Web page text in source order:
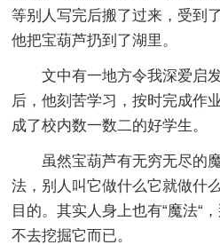
等别人写完后搬了过来，受到
他把宝葫芦扔到了湖里。
文中有一地方令我深爱启
后，他刻苦学习，按时完成作
成了校内数一数二的好学生。
虽然宝葫芦有无穷无尽的
法，别人叫它做什么它就做什
目的。其实人身上也有“魔法“
不去挖掘它而已。